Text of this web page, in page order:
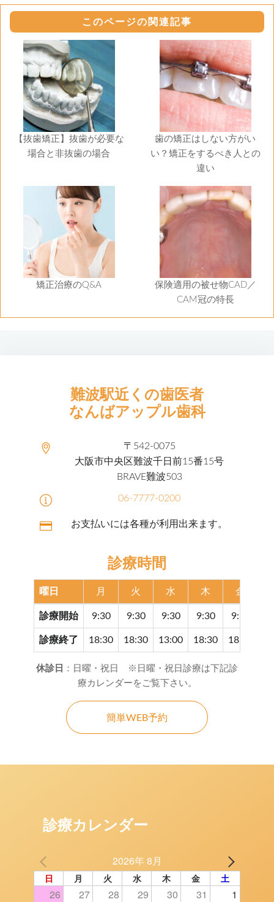
このページの関連記事
【抜歯矯正】抜歯が必要な
場合と非抜歯の場合
歯の矯正はしない方がい
い？矯正をするべき人との
違い
矯正治療のQ&A
保険適用の被せ物CAD／
CAM冠の特長
難波駅近くの歯医者
なんばアップル歯科
〒542-0075
大阪市中央区難波千日前15番15号
BRAVE難波503
06-7777-0200
お支払いには各種が利用出来ます。
診療時間
曜日 月 火 水 木 金
診療開始 9:30 9:30 9:30 9:30 9:30
診療終了 18:30 18:30 13:00 18:30 18:30
休診日 ：日曜・祝日 ※日曜・祝日診療は下記診
療カレンダーをご覧下さい。
簡単WEB予約
診療カレンダー
2026年 8月
日 月 火 水 木 金 土
26 27 28 29 30 31 1